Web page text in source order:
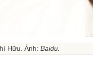
Hữu. Ảnh: Baidu.